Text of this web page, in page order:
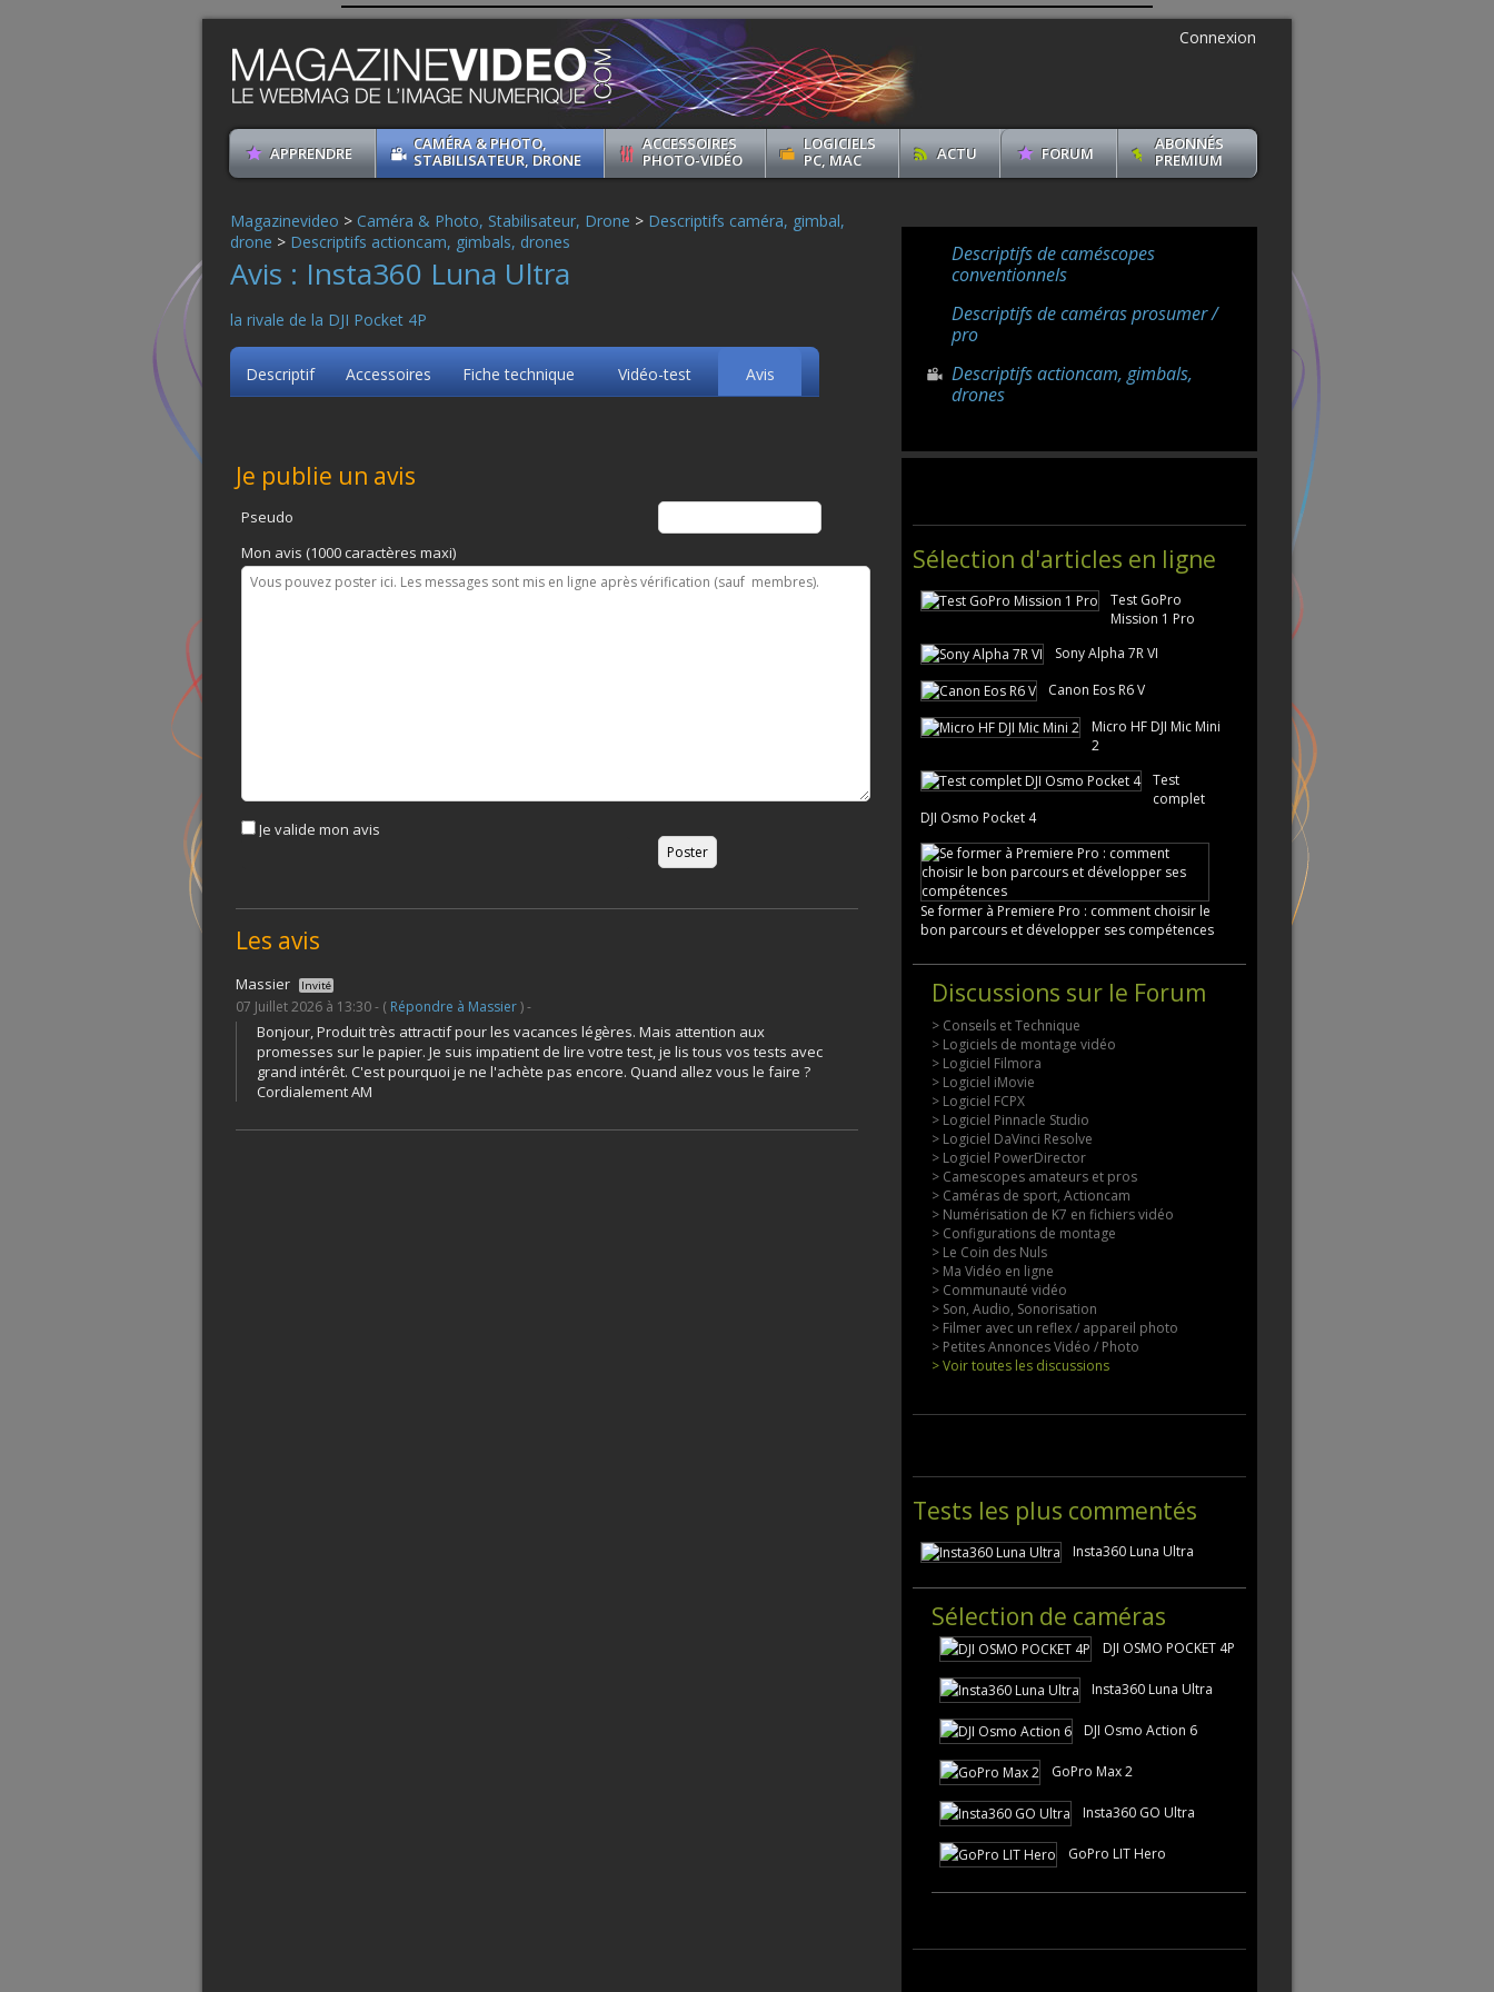
Connexion
APPRENDRE
CAMÉRA & PHOTO,
STABILISATEUR, DRONE
ACCESSOIRES
PHOTO-VIDÉO
LOGICIELS
PC, MAC
ACTU FORUM
ABONNÉS
PREMIUM
Magazinevideo > Caméra & Photo, Stabilisateur, Drone > Descriptifs caméra, gimbal,
drone > Descriptifs actioncam, gimbals, drones
Avis : Insta360 Luna Ultra
la rivale de la DJI Pocket 4P
Descriptif Accessoires Fiche technique Vidéo-test Avis
Je publie un avis
Pseudo
Mon avis (1000 caractères maxi)
Je valide mon avis
Les avis
Massier Invité
07 Juillet 2026 à 13:30 - ( Répondre à Massier) -
Bonjour, Produit très attractif pour les vacances légères. Mais attention aux
promesses sur le papier. Je suis impatient de lire votre test, je lis tous vos tests avec
grand intérêt. C'est pourquoi je ne l'achète pas encore. Quand allez vous le faire ?
Cordialement AM
Descriptifs de caméscopes
conventionnels
Descriptifs de caméras prosumer /
pro
Descriptifs actioncam, gimbals,
drones
Sélection d'articles en ligne
Test GoPro
Mission 1 Pro
Sony Alpha 7R VI
Canon Eos R6 V
Micro HF DJI Mic Mini
2
Test
complet
DJI Osmo Pocket 4
Se former à Premiere Pro : comment choisir le
bon parcours et développer ses compétences
Discussions sur le Forum
> Conseils et Technique
> Logiciels de montage vidéo
> Logiciel Filmora
> Logiciel iMovie
> Logiciel FCPX
> Logiciel Pinnacle Studio
> Logiciel DaVinci Resolve
> Logiciel PowerDirector
> Camescopes amateurs et pros
> Caméras de sport, Actioncam
> Numérisation de K7 en fichiers vidéo
> Configurations de montage
> Le Coin des Nuls
> Ma Vidéo en ligne
> Communauté vidéo
> Son, Audio, Sonorisation
> Filmer avec un reflex / appareil photo
> Petites Annonces Vidéo / Photo
> Voir toutes les discussions
Tests les plus commentés
Insta360 Luna Ultra
Sélection de caméras
DJI OSMO POCKET 4P
Insta360 Luna Ultra
DJI Osmo Action 6
GoPro Max 2
Insta360 GO Ultra
GoPro LIT Hero